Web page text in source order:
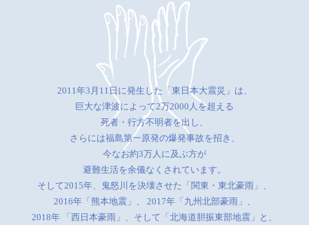
2011年3月11日に発生した「東日本大震災」は、
巨大な津波によって2万2000人を超える
死者・行方不明者を出し、
さらには福島第一原発の爆発事故を招き、
今なお約3万人に及ぶ方が
避難生活を余儀なくされています。
そして2015年、鬼怒川を決壊させた「関東・東北豪雨」、
2016年「熊本地震」、
2017年「九州北部豪雨」、
2018年 「西日本豪雨」、そして「北海道胆振東部地震」と、